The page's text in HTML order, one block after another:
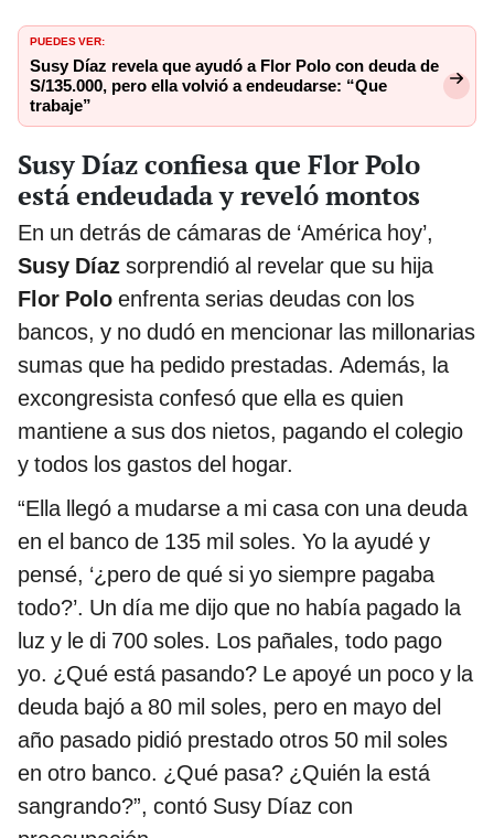
PUEDES VER:
Susy Díaz revela que ayudó a Flor Polo con deuda de
S/135.000, pero ella volvió a endeudarse: “Que
trabaje”
Susy Díaz confiesa que Flor Polo
está endeudada y reveló montos
En un detrás de cámaras de ‘América hoy’,
Susy Díaz sorprendió al revelar que su hija
Flor Polo enfrenta serias deudas con los
bancos, y no dudó en mencionar las millonarias
sumas que ha pedido prestadas. Además, la
excongresista confesó que ella es quien
mantiene a sus dos nietos, pagando el colegio
y todos los gastos del hogar.
“Ella llegó a mudarse a mi casa con una deuda
en el banco de 135 mil soles. Yo la ayudé y
pensé, ‘¿pero de qué si yo siempre pagaba
todo?’. Un día me dijo que no había pagado la
luz y le di 700 soles. Los pañales, todo pago
yo. ¿Qué está pasando? Le apoyé un poco y la
deuda bajó a 80 mil soles, pero en mayo del
año pasado pidió prestado otros 50 mil soles
en otro banco. ¿Qué pasa? ¿Quién la está
sangrando?”, contó Susy Díaz con